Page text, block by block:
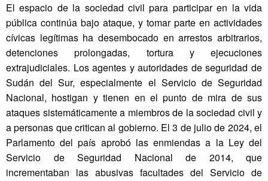
El espacio de la sociedad civil para participar en la vida
pública continúa bajo ataque, y tomar parte en actividades
cívicas legítimas ha desembocado en arrestos arbitrarios,
detenciones prolongadas, tortura y ejecuciones
extrajudiciales. Los agentes y autoridades de seguridad de
Sudán del Sur, especialmente el Servicio de Seguridad
Nacional, hostigan y tienen en el punto de mira de sus
ataques sistemáticamente a miembros de la sociedad civil y
a personas que critican al gobierno. El 3 de julio de 2024, el
Parlamento del país aprobó las enmiendas a la Ley del
Servicio de Seguridad Nacional de 2014, que
incrementaban las abusivas facultades del Servicio de